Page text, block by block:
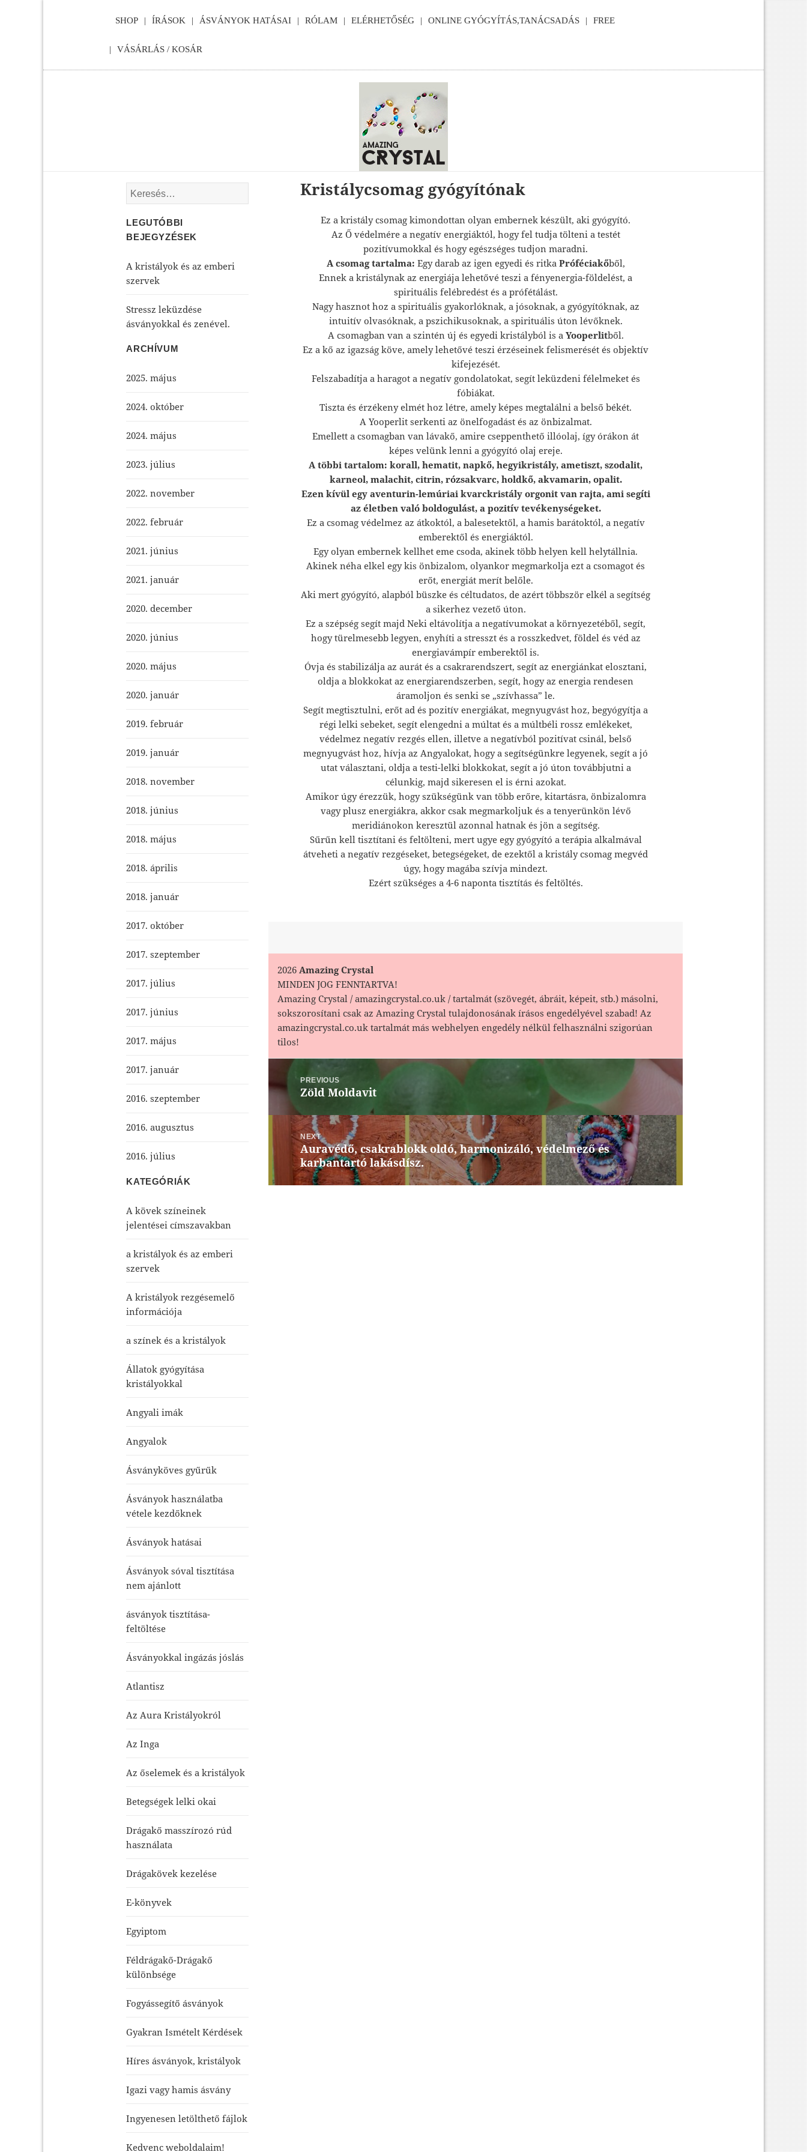
SHOP ÍRÁSOK ÁSVÁNYOK HATÁSAI RÓLAM ELÉRHETŐSÉG ONLINE GYÓGYÍTÁS,TANÁCSADÁS FREE
VÁSÁRLÁS / KOSÁR
Kristálycsomag gyógyítónak
Ez a kristály csomag kimondottan olyan embernek készült, aki gyógyító.
Az Ő védelmére a negatív energiáktól, hogy fel tudja tölteni a testét
pozitívumokkal és hogy egészséges tudjon maradni.
A csomag tartalma: Egy darab az igen egyedi és ritka Próféciakőből,
Ennek a kristálynak az energiája lehetővé teszi a fényenergia-földelést, a
spirituális felébredést és a prófétálást.
Nagy hasznot hoz a spirituális gyakorlóknak, a jósoknak, a gyógyítóknak, az
intuitív olvasóknak, a pszichikusoknak, a spirituális úton lévőknek.
A csomagban van a szintén új és egyedi kristályból is a Yooperlitből.
Ez a kő az igazság köve, amely lehetővé teszi érzéseinek felismerését és objektív
kifejezését.
Felszabadítja a haragot a negatív gondolatokat, segít leküzdeni félelmeket és
fóbiákat.
Tiszta és érzékeny elmét hoz létre, amely képes megtalálni a belső békét.
A Yooperlit serkenti az önelfogadást és az önbizalmat.
Emellett a csomagban van lávakő, amire cseppenthető illóolaj, így órákon át
képes velünk lenni a gyógyító olaj ereje.
A többi tartalom: korall, hematit, napkő, hegyikristály, ametiszt, szodalit,
karneol, malachit, citrin, rózsakvarc, holdkő, akvamarin, opalit.
Ezen kívül egy aventurin-lemúriai kvarckristály orgonit van rajta, ami segíti
az életben való boldogulást, a pozitív tevékenységeket.
Ez a csomag védelmez az átkoktól, a balesetektől, a hamis barátoktól, a negatív
emberektől és energiáktól.
Egy olyan embernek kellhet eme csoda, akinek több helyen kell helytállnia.
Akinek néha elkel egy kis önbizalom, olyankor megmarkolja ezt a csomagot és
erőt, energiát merít belőle.
Aki mert gyógyító, alapból büszke és céltudatos, de azért többször elkél a segítség
a sikerhez vezető úton.
Ez a szépség segít majd Neki eltávolítja a negatívumokat a környezetéből, segít,
hogy türelmesebb legyen, enyhíti a stresszt és a rosszkedvet, földel és véd az
energiavámpír emberektől is.
Óvja és stabilizálja az aurát és a csakrarendszert, segít az energiánkat elosztani,
oldja a blokkokat az energiarendszerben, segít, hogy az energia rendesen
áramoljon és senki se „szívhassa” le.
Segít megtisztulni, erőt ad és pozitív energiákat, megnyugvást hoz, begyógyítja a
régi lelki sebeket, segít elengedni a múltat és a múltbéli rossz emlékeket,
védelmez negatív rezgés ellen, illetve a negatívból pozitívat csinál, belső
megnyugvást hoz, hívja az Angyalokat, hogy a segítségünkre legyenek, segít a jó
utat választani, oldja a testi-lelki blokkokat, segít a jó úton továbbjutni a
célunkig, majd sikeresen el is érni azokat.
Amikor úgy érezzük, hogy szükségünk van több erőre, kitartásra, önbizalomra
vagy plusz energiákra, akkor csak megmarkoljuk és a tenyerünkön lévő
meridiánokon keresztül azonnal hatnak és jön a segítség.
Sűrűn kell tisztítani és feltölteni, mert ugye egy gyógyító a terápia alkalmával
átveheti a negatív rezgéseket, betegségeket, de ezektől a kristály csomag megvéd
úgy, hogy magába szívja mindezt.
Ezért szükséges a 4-6 naponta tisztítás és feltöltés.
2026 Amazing Crystal
MINDEN JOG FENNTARTVA!
Amazing Crystal / amazingcrystal.co.uk / tartalmát (szövegét, ábráit, képeit, stb.) másolni,
sokszorosítani csak az Amazing Crystal tulajdonosának írásos engedélyével szabad! Az
amazingcrystal.co.uk tartalmát más webhelyen engedély nélkül felhasználni szigorúan
tilos!
Bejegyzés
navigációPREVIOUS
Previous
Zöld Moldavit
NEXT
Next
post:
Auravédő, csakrablokk oldó, harmonizáló, védelmező és
karbantartó lakásdísz.
Keresés:
LEGUTÓBBI
BEJEGYZÉSEK
A kristályok és az emberi
szervek
Stressz leküzdése
ásványokkal és zenével.
ARCHÍVUM
2025. május
2024. október
2024. május
2023. július
2022. november
2022. február
2021. június
2021. január
2020. december
2020. június
2020. május
2020. január
2019. február
2019. január
2018. november
2018. június
2018. május
2018. április
2018. január
2017. október
2017. szeptember
2017. július
2017. június
2017. május
2017. január
2016. szeptember
2016. augusztus
2016. július
KATEGÓRIÁK
A kövek színeinek
jelentései címszavakban
a kristályok és az emberi
szervek
A kristályok rezgésemelő
információja
a színek és a kristályok
Állatok gyógyítása
kristályokkal
Angyali imák
Angyalok
Ásványköves gyűrűk
Ásványok használatba
vétele kezdőknek
Ásványok hatásai
Ásványok sóval tisztítása
nem ajánlott
ásványok tisztítása-
feltöltése
Ásványokkal ingázás jóslás
Atlantisz
Az Aura Kristályokról
Az Inga
Az őselemek és a kristályok
Betegségek lelki okai
Drágakő masszírozó rúd
használata
Drágakövek kezelése
E-könyvek
Egyiptom
Féldrágakő-Drágakő
különbsége
Fogyássegítő ásványok
Gyakran Ismételt Kérdések
Híres ásványok, kristályok
Igazi vagy hamis ásvány
Ingyenesen letölthető fájlok
Kedvenc weboldalaim!